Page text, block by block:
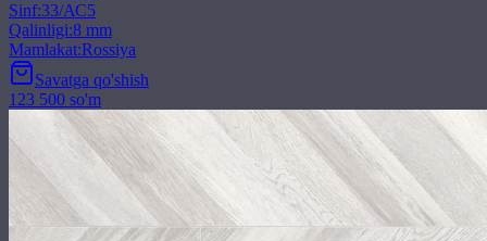
Sinf:33/АС5
Qalinligi:8 mm
Mamlakat:Rossiya
Savatga qo'shish
123 500 so'm